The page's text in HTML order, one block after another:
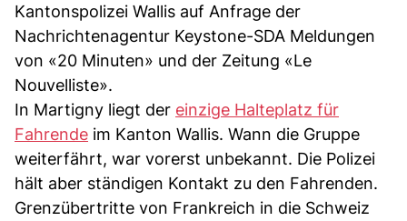
Kantonspolizei Wallis auf Anfrage der
Nachrichtenagentur Keystone-SDA Meldungen
von «20 Minuten» und der Zeitung «Le
Nouvelliste».
In Martigny liegt der einzige Halteplatz für
Fahrende im Kanton Wallis. Wann die Gruppe
weiterfährt, war vorerst unbekannt. Die Polizei
hält aber ständigen Kontakt zu den Fahrenden.
Grenzübertritte von Frankreich in die Schweiz